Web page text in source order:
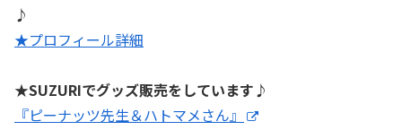
♪
★プロフィール詳細
★SUZURIでグッズ販売をしています♪
『ピーナッツ先生＆ハトマメさん』